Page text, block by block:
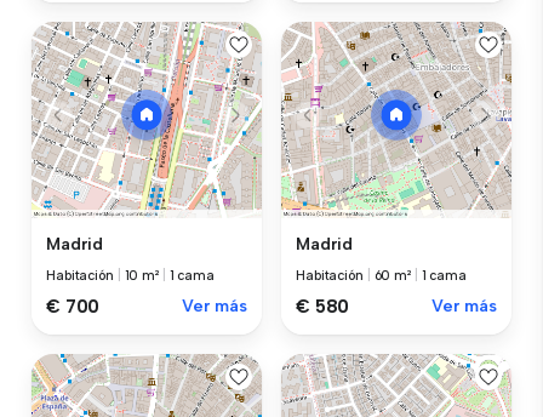
Madrid
Habitación 10 m² 1 cama
€ 700 Ver más
Madrid
Habitación 60 m² 1 cama
€ 580 Ver más